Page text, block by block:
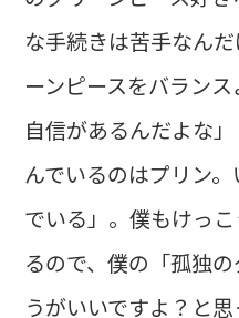
な手続きは苦手なん
ーンピースをバラン
自信があるんだよな
んでいるのはプリン
でいる」。僕もけっ
るので、僕の「孤独
うがいいですよ？と